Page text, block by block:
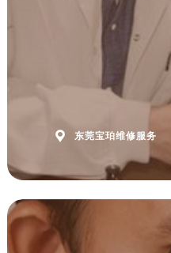
 东莞宝珀维修服务